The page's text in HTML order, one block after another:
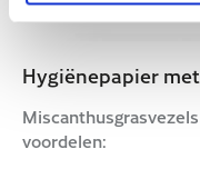
Hygiënepapier
voordelen: